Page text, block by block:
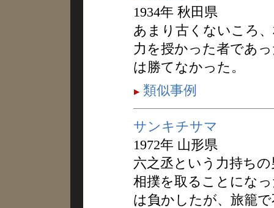
1934年 秋田県
あまり古くないころ
力を授かった者であ
は勝てなかった。
類似事例
サンキチサマ
1972年 山形県
六之丞という力持ち
相撲を取ることにな
は負かしたが、旅籠